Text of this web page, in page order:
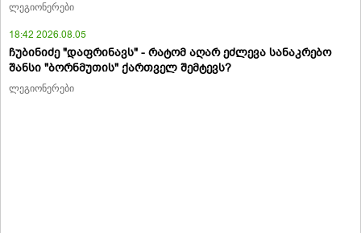
ლეგიონერები
18:42 2026.08.05
ჩუბინიძე "დაფრინავს" - რატომ აღარ ეძლევა სანაკრებო
შანსი "ბორნმუთის" ქართველ შემტევს?
ლეგიონერები